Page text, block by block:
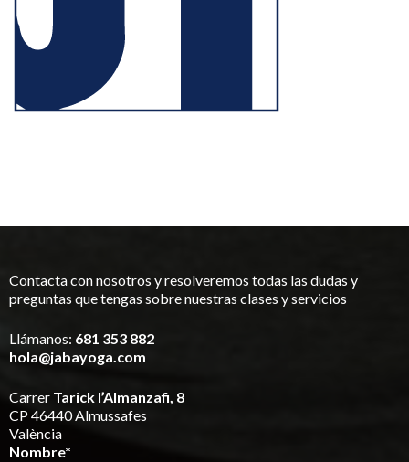
Contacta con nosotros y resolveremos todas las dudas y
preguntas que tengas sobre nuestras clases y servicios
Llámanos: 681 353 882
hola@jabayoga.com
Carrer Tarick l’Almanzafi, 8
CP 46440 Almussafes
València
Nombre*